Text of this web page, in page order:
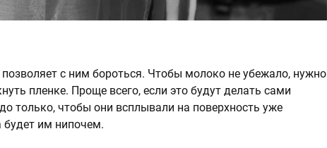
с ним бороться. Чтобы молоко не убежало, нужно
пленке. Проще всего, если это будут делать сами
только, чтобы они всплывали на поверхность уже
будет им нипочем.